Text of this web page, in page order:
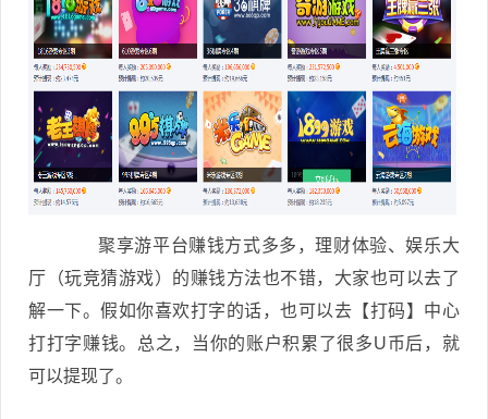
聚享游平台赚钱方式多多，理财体验、娱乐大
厅（玩竞猜游戏）的赚钱方法也不错，大家也可以去了
解一下。假如你喜欢打字的话，也可以去【打码】中心
打打字赚钱。总之，当你的账户积累了很多U币后，就
可以提现了。